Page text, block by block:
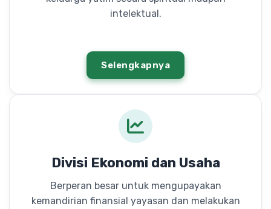
intelektual.
Selengkapnya
Divisi Ekonomi dan Usaha
Berperan besar untuk mengupayakan
kemandirian finansial yayasan dan melakukan